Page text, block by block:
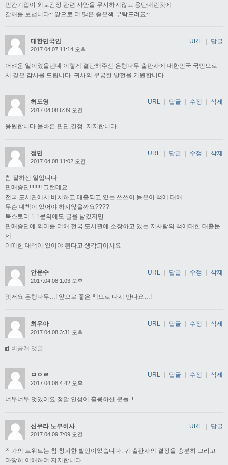
민간기업이 외교감정 관련 사안을 무시하지않고 용단내린것에
갈채를 보냅니다~ 앞으로 더 많은 좋은책 부탁드려요~
대한민국인
2017.04.07 11:14 오후
어려운 일이었을텐데 이렇게 결단해주신 은행나무 출판사에 대한민국 국민으로
서 깊은 감사를 드립니다. 귀사의 무궁한 발전을 기원합니다.
URL | 답글
허도영
2017.04.08 6:39 오전
응원합니다.올바른 판단,결정..지지합니다
URL 답글 수정 삭제
정민
2017.04.08 11:02 오전
참 잘하신 일입니다
판매중단!!!!!!!! 그런데요…
전국 도서관에서 비치하고 대출되고 있는 쓰쓰이 늙은이 책에 대해
무슨 대책이 있어야 하지않을까요????
북스토리 1:1문의에도 글을 남겼지만
판매중단에 의미를 더해 전국 도서관에 소장하고 있는 저사람의 책에대한 대출문
제
어떠한 대책이 있어야 된다고 생각되어서요
URL 답글 수정 삭제
안윤수
2017.04.08 1:03 오후
멋저요 은행나무…! 앞으로 좋은 책으로 다시 만나요…!
URL | 답글 | 수정 | 삭제
최우아
2017.04.08 3:31 오후
비공개 댓글
URL | 답글 | 수정 | 삭제
ㅁㅇㄹ
2017.04.08 4:42 오후
너무너무 멋있어요 정말 인성이 훌륭하신 분들..!
URL 답글 수정 삭제
신무라 노부히사
2017.04.09 7:09 오전
작가의 트위트는 참 창피한 발언이었습니다. 귀 출판사의 결정을 충분히 그리고
마땅히 이해하며 지지합니다.
URL 답글